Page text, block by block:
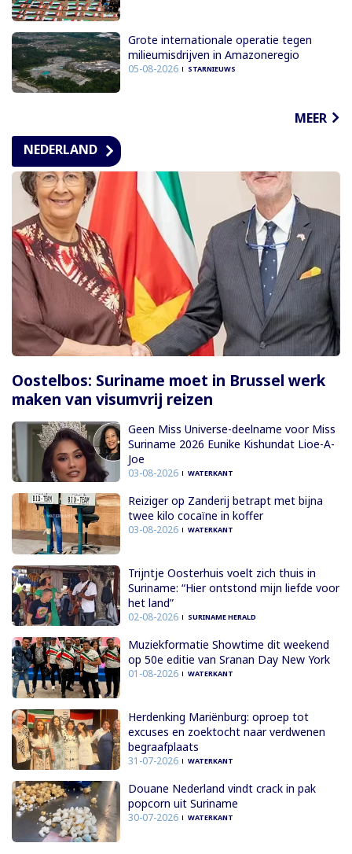
Grote internationale operatie tegen
milieumisdrijven in Amazoneregio
05-08-2026 STARNIEUWS
MEER
NEDERLAND
Oostelbos: Suriname moet in Brussel werk
maken van visumvrij reizen
Geen Miss Universe-deelname voor Miss
Suriname 2026 Eunike Kishundat Lioe-A-
Joe
03-08-2026 WATERKANT
Reiziger op Zanderij betrapt met bijna
twee kilo cocaïne in koffer
03-08-2026 WATERKANT
Trijntje Oosterhuis voelt zich thuis in
Suriname: “Hier ontstond mijn liefde voor
het land”
02-08-2026 SURINAME HERALD
Muziekformatie Showtime dit weekend
op 50e editie van Sranan Day New York
01-08-2026 WATERKANT
Herdenking Mariënburg: oproep tot
excuses en zoektocht naar verdwenen
begraafplaats
31-07-2026 WATERKANT
Douane Nederland vindt crack in pak
popcorn uit Suriname
30-07-2026 WATERKANT